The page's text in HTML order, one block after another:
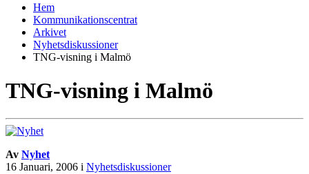
Hem
Kommunikationscentrat
Arkivet
Nyhetsdiskussioner
TNG-visning i Malmö
TNG-visning i Malmö
Av Nyhet
16 Januari, 2006 i Nyhetsdiskussioner